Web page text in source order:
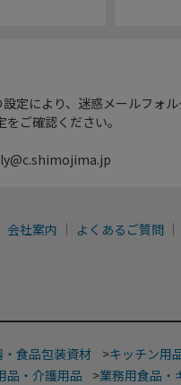
定により、迷惑メールフォ
ご確認ください。
会社案内 よくあるご質問
食品包装資材 >キッチン用
品・介護用品 >業務用食品・